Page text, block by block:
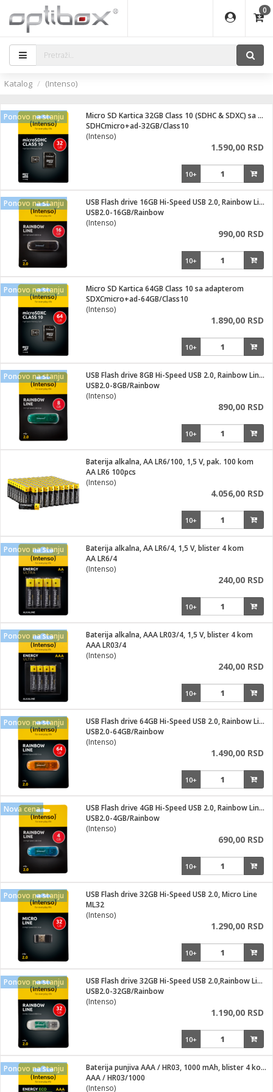
0
table
mesa
Vitrine
pribor
i pribor
pribor
svetla
grla
materijal
i kutije
i oprema
- Analogija
- IP
IP kamere
brave
oprema
Katalog (Intenso)
Ponovo na stanju
Micro SD Kartica 32GB Class 10 (SDHC & SDXC) sa adapterom
SDHCmicro+ad-32GB/Class10
(Intenso)
1.590,00 RSD
10+
Ponovo na stanju
USB Flash drive 16GB Hi-Speed USB 2.0, Rainbow Line, CRNI
USB2.0-16GB/Rainbow
(Intenso)
990,00 RSD
10+
Ponovo na stanju
Micro SD Kartica 64GB Class 10 sa adapterom
SDXCmicro+ad-64GB/Class10
(Intenso)
1.890,00 RSD
10+
Ponovo na stanju
USB Flash drive 8GB Hi-Speed USB 2.0, Rainbow Line, ZELENI
USB2.0-8GB/Rainbow
(Intenso)
890,00 RSD
10+
Baterija alkalna, AA LR6/100, 1,5 V, pak. 100 kom
AA LR6 100pcs
(Intenso)
4.056,00 RSD
10+
Ponovo na stanju
Baterija alkalna, AA LR6/4, 1,5 V, blister 4 kom
AA LR6/4
(Intenso)
240,00 RSD
10+
Ponovo na stanju
Baterija alkalna, AAA LR03/4, 1,5 V, blister 4 kom
AAA LR03/4
(Intenso)
240,00 RSD
10+
Ponovo na stanju
USB Flash drive 64GB Hi-Speed USB 2.0, Rainbow Line, ORANGE
USB2.0-64GB/Rainbow
(Intenso)
1.490,00 RSD
10+
Nova cena
USB Flash drive 4GB Hi-Speed USB 2.0, Rainbow Line, PLAVI
USB2.0-4GB/Rainbow
(Intenso)
690,00 RSD
10+
Ponovo na stanju
USB Flash drive 32GB Hi-Speed USB 2.0, Micro Line
ML32
(Intenso)
1.290,00 RSD
10+
Ponovo na stanju
USB Flash drive 32GB Hi-Speed USB 2.0,Rainbow Line,TRANSP.
USB2.0-32GB/Rainbow
(Intenso)
1.190,00 RSD
10+
Ponovo na stanju
Baterija punjiva AAA / HR03, 1000 mAh, blister 4 kom
AAA / HR03/1000
(Intenso)